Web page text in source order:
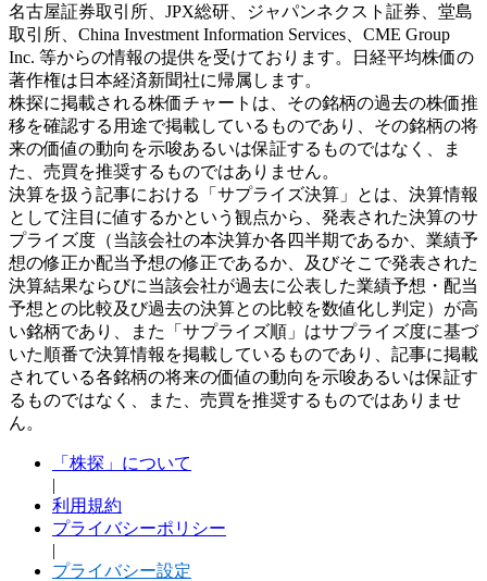
名古屋証券取引所、JPX総研、ジャパンネクスト証券、堂島
取引所、China Investment Information Services、CME Group
Inc. 等からの情報の提供を受けております。日経平均株価の
著作権は日本経済新聞社に帰属します。
株探に掲載される株価チャートは、その銘柄の過去の株価推
移を確認する用途で掲載しているものであり、その銘柄の将
来の価値の動向を示唆あるいは保証するものではなく、ま
た、売買を推奨するものではありません。
決算を扱う記事における「サプライズ決算」とは、決算情報
として注目に値するかという観点から、発表された決算のサ
プライズ度（当該会社の本決算か各四半期であるか、業績予
想の修正か配当予想の修正であるか、及びそこで発表された
決算結果ならびに当該会社が過去に公表した業績予想・配当
予想との比較及び過去の決算との比較を数値化し判定）が高
い銘柄であり、また「サプライズ順」はサプライズ度に基づ
いた順番で決算情報を掲載しているものであり、記事に掲載
されている各銘柄の将来の価値の動向を示唆あるいは保証す
るものではなく、また、売買を推奨するものではありませ
ん。
「株探」について
|
利用規約
プライバシーポリシー
|
プライバシー設定